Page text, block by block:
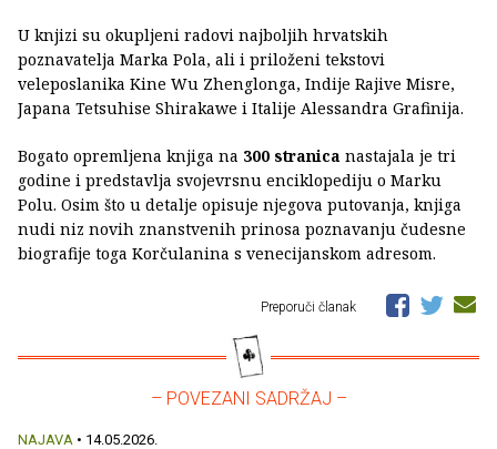
U knjizi su okupljeni radovi najboljih hrvatskih
poznavatelja Marka Pola, ali i priloženi tekstovi
veleposlanika Kine Wu Zhenglonga, Indije Rajive Misre,
Japana Tetsuhise Shirakawe i Italije Alessandra Grafinija.
Bogato opremljena knjiga na 300 stranica nastajala je tri
godine i predstavlja svojevrsnu enciklopediju o Marku
Polu. Osim što u detalje opisuje njegova putovanja, knjiga
nudi niz novih znanstvenih prinosa poznavanju čudesne
biografije toga Korčulanina s venecijanskom adresom.
Preporuči članak
– POVEZANI SADRŽAJ –
NAJAVA • 14.05.2026.